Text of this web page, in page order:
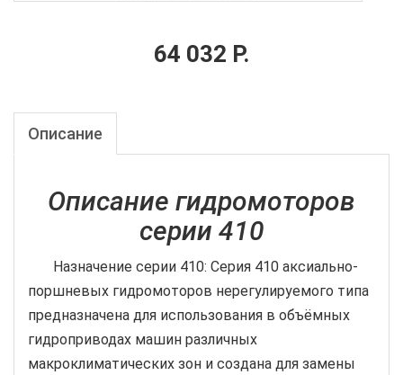
64 032 Р.
Описание
Описание гидромоторов
серии 410
Назначение серии 410: Серия 410 аксиально-
поршневых гидромоторов нерегулируемого типа
предназначена для использования в объёмных
гидроприводах машин различных
макроклиматических зон и создана для замены